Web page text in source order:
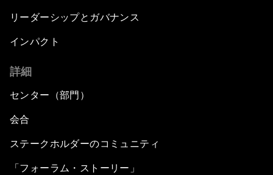
リーダーシップとガバナンス
インパクト
詳細
センター（部門）
会合
ステークホルダーのコミュニティ
「フォーラム・ストーリー」